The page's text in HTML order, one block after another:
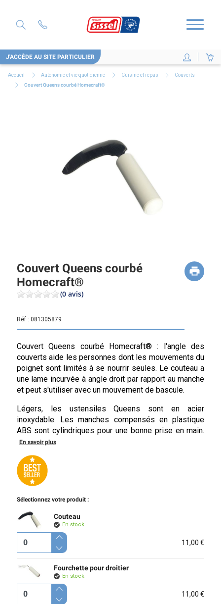
J'ACCÈDE AU SITE PARTICULIER
Accueil Autonomie et vie quotidienne Cuisine et repas
Couverts
Couvert Queens courbé Homecraft®
Couvert Queens courbé
Homecraft®
(0 avis)
Réf : 081305879
Couvert Queens courbé Homecraft® : l'angle des
couverts aide les personnes dont les mouvements du
poignet sont limités à se nourrir seules. Le couteau a
une lame incurvée à angle droit par rapport au manche
et peut s'utiliser avec un mouvement de bascule.
Légers, les ustensiles Queens sont en acier
inoxydable. Les manches compensés en plastique
ABS sont cylindriques pour une bonne prise en main.
En savoir plus
Sélectionnez votre produit :
Couteau
En stock
11,00 €
Fourchette pour droitier
En stock
11,00 €